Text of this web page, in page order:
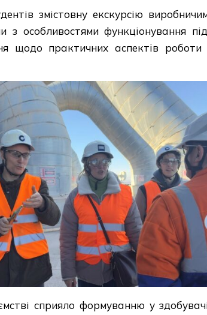
змістовну екскурсію
з особливостями функціонування
щодо практичних аспектів
сприяло формуванню у